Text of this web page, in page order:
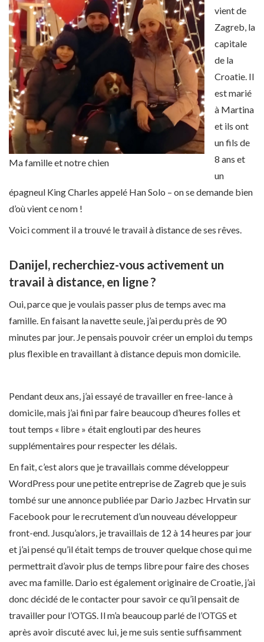
Ma famille et notre chien
vient de
Zagreb, la
capitale
de la
Croatie. Il
est marié
à Martina
et ils ont
un fils de
8 ans et
un
épagneul King Charles appelé Han Solo – on se demande bien
d’où vient ce nom !
Voici comment il a trouvé le travail à distance de ses rêves.
Danijel, recherchiez-vous activement un
travail à distance, en ligne ?
Oui, parce que je voulais passer plus de temps avec ma
famille. En faisant la navette seule, j’ai perdu près de 90
minutes par jour. Je pensais pouvoir créer un emploi du temps
plus flexible en travaillant à distance depuis mon domicile.
Pendant deux ans, j’ai essayé de travailler en free-lance à
domicile, mais j’ai fini par faire beaucoup d’heures folles et
tout temps « libre » était englouti par des heures
supplémentaires pour respecter les délais.
En fait, c’est alors que je travaillais comme développeur
WordPress pour une petite entreprise de Zagreb que je suis
tombé sur une annonce publiée par Dario Jazbec Hrvatin sur
Facebook pour le recrutement d’un nouveau développeur
front-end. Jusqu’alors, je travaillais de 12 à 14 heures par jour
et j’ai pensé qu’il était temps de trouver quelque chose qui me
permettrait d’avoir plus de temps libre pour faire des choses
avec ma famille. Dario est également originaire de Croatie, j’ai
donc décidé de le contacter pour savoir ce qu’il pensait de
travailler pour l’OTGS. Il m’a beaucoup parlé de l’OTGS et
après avoir discuté avec lui, je me suis sentie suffisamment